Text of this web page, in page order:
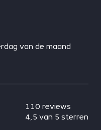
van de maand
110 reviews
4,5 van 5 sterren